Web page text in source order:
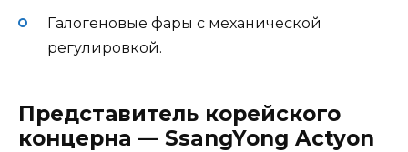
Галогеновые фары с механической
регулировкой.
Представитель корейского
концерна — SsangYong Actyon